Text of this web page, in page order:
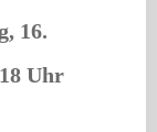
16.
Uhr